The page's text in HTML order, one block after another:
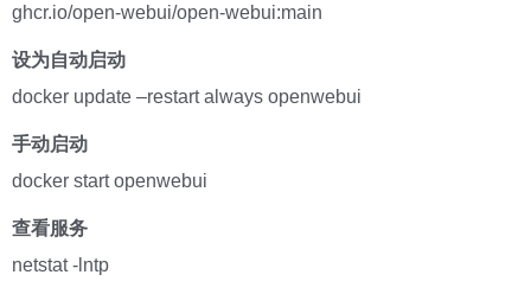
ghcr.io/open-webui/open-webui:main
设为自动启动
docker update –restart always openwebui
手动启动
docker start openwebui
查看服务
netstat -lntp